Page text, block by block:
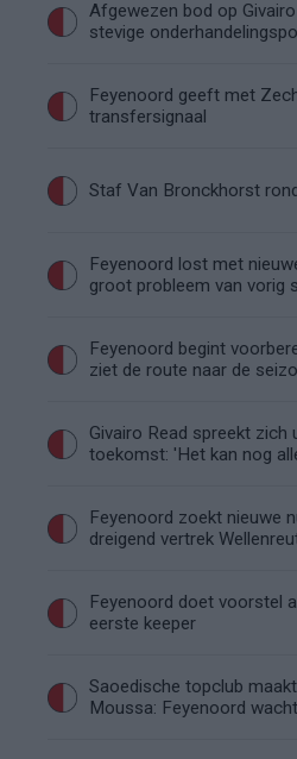
Afgewezen bod op
stevige
Feyenoord geeft met
transfersignaal
Staf Van Bronckhorst
Feyenoord lost met
groot probleem van vorig
Feyenoord begint
ziet de route naar de
Givairo Read spreekt zich
toekomst: 'Het kan nog
Feyenoord zoekt nieuwe
dreigend vertrek
Feyenoord doet voorstel
eerste keeper
Saoedische topclub
Moussa: Feyenoord